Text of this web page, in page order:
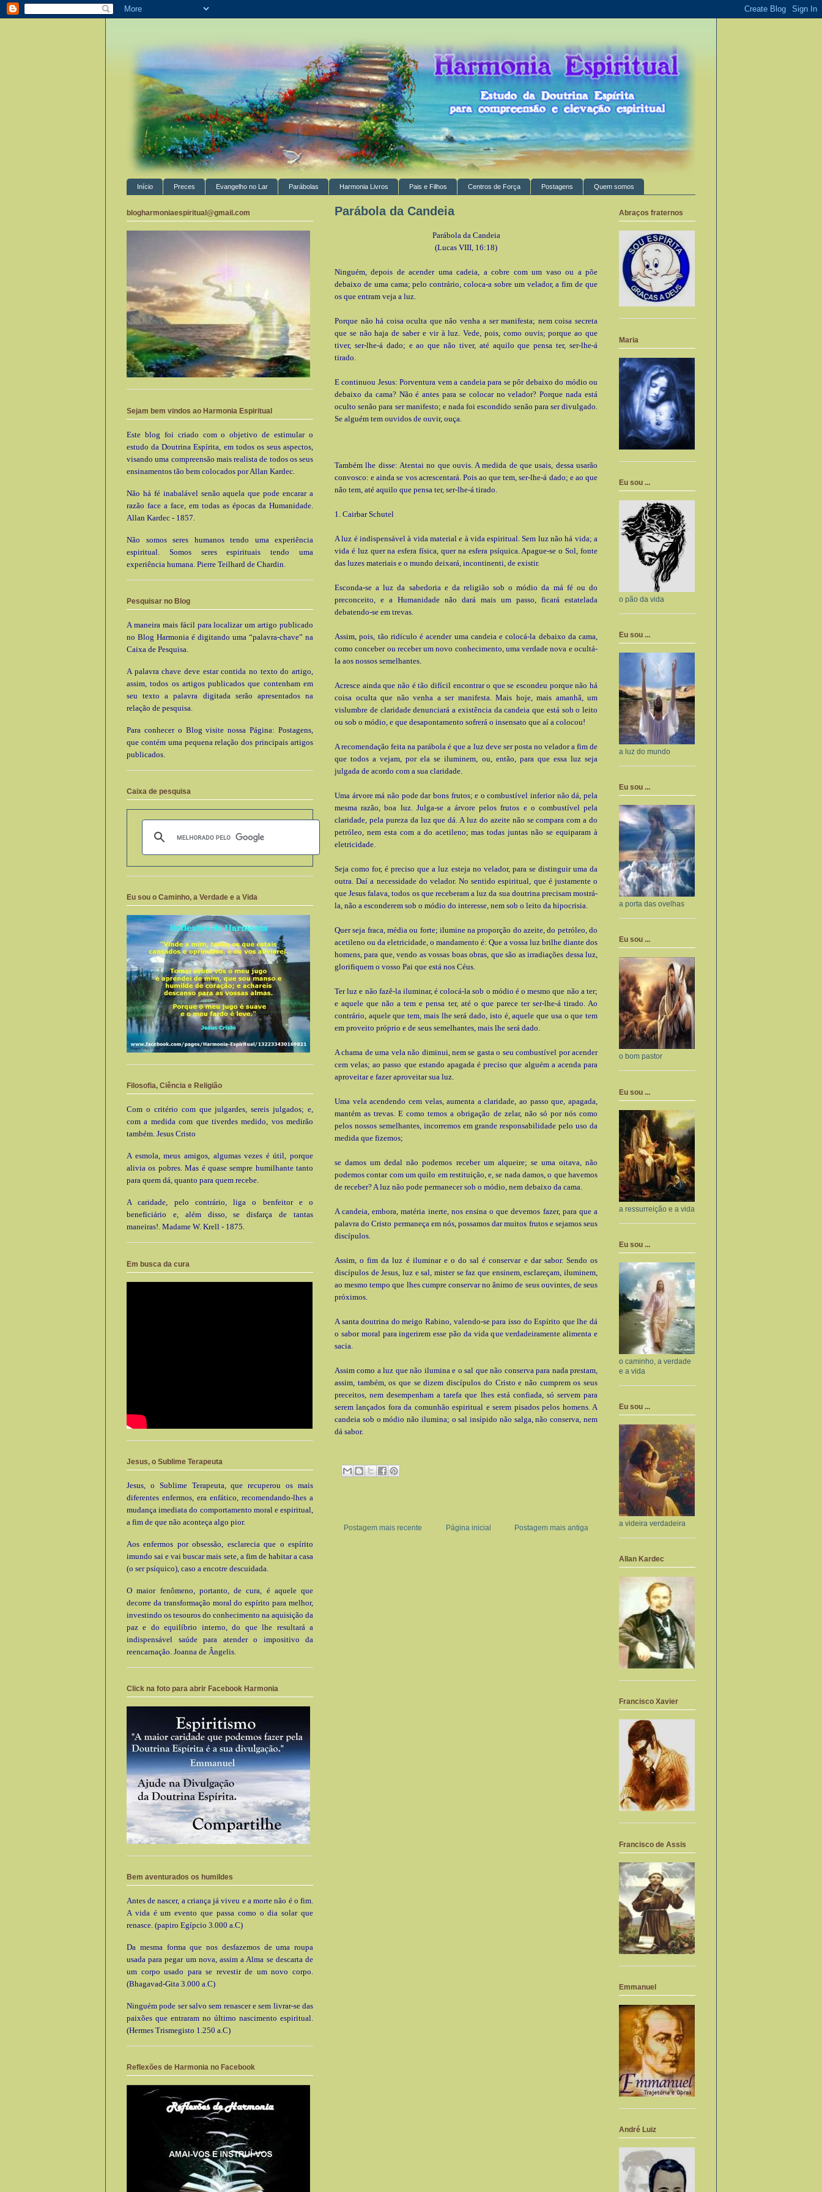
Início Preces Evangelho no Lar Parábolas Harmonia Livros Pais e Filhos Centros de Força Postagens Quem somos
Parábola da Candeia
Parábola da Candeia
(Lucas VIII, 16:18)
Ninguém, depois de acender uma cadeia, a cobre com um vaso ou a põe
debaixo de uma cama; pelo contrário, coloca-a sobre um velador, a fim de que
os que entram veja a luz.
Porque não há coisa oculta que não venha a ser manifesta; nem coisa secreta
que se não haja de saber e vir à luz. Vede, pois, como ouvis; porque ao que
tiver, ser-lhe-á dado; e ao que não tiver, até aquilo que pensa ter, ser-lhe-á
tirado.
E continuou Jesus: Porventura vem a candeia para se pôr debaixo do módio ou
debaixo da cama? Não é antes para se colocar no velador? Porque nada está
oculto senão para ser manifesto; e nada foi escondido senão para ser divulgado.
Se alguém tem ouvidos de ouvir, ouça.
Também lhe disse: Atentai no que ouvis. A medida de que usais, dessa usarão
convosco: e ainda se vos acrescentará. Pois ao que tem, ser-lhe-á dado; e ao que
não tem, até aquilo que pensa ter, ser-lhe-á tirado.
1. Cairbar Schutel
A luz é indispensável à vida material e à vida espiritual. Sem luz não há vida; a
vida é luz quer na esfera física, quer na esfera psíquica. Apague-se o Sol, fonte
das luzes materiais e o mundo deixará, incontinenti, de existir.
Esconda-se a luz da sabedoria e da religião sob o módio da má fé ou do
preconceito, e a Humanidade não dará mais um passo, ficará estatelada
debatendo-se em trevas.
Assim, pois, tão ridículo é acender uma candeia e colocá-la debaixo da cama,
como conceber ou receber um novo conhecimento, uma verdade nova e ocultá-
la aos nossos semelhantes.
Acresce ainda que não é tão difícil encontrar o que se escondeu porque não há
coisa oculta que não venha a ser manifesta. Mais hoje, mais amanhã, um
vislumbre de claridade denunciará a existência da candeia que está sob o leito
ou sob o módio, e que desapontamento sofrerá o insensato que aí a colocou!
A recomendação feita na parábola é que a luz deve ser posta no velador a fim de
que todos a vejam, por ela se iluminem, ou, então, para que essa luz seja
julgada de acordo com a sua claridade.
Uma árvore má não pode dar bons frutos; e o combustível inferior não dá, pela
mesma razão, boa luz. Julga-se a árvore pelos frutos e o combustível pela
claridade, pela pureza da luz que dá. A luz do azeite não se compara com a do
petróleo, nem esta com a do acetileno; mas todas juntas não se equiparam à
eletricidade.
Seja como for, é preciso que a luz esteja no velador, para se distinguir uma da
outra. Daí a necessidade do velador. No sentido espiritual, que é justamente o
que Jesus falava, todos os que receberam a luz da sua doutrina precisam mostrá-
la, não a esconderem sob o módio do interesse, nem sob o leito da hipocrisia.
Quer seja fraca, média ou forte; ilumine na proporção do azeite, do petróleo, do
acetileno ou da eletricidade, o mandamento é: Que a vossa luz brilhe diante dos
homens, para que, vendo as vossas boas obras, que são as irradiações dessa luz,
glorifiquem o vosso Pai que está nos Céus.
Ter luz e não fazê-la iluminar, é colocá-la sob o módio é o mesmo que não a ter;
e aquele que não a tem e pensa ter, até o que parece ter ser-lhe-á tirado. Ao
contrário, aquele que tem, mais lhe será dado, isto é, aquele que usa o que tem
em proveito próprio e de seus semelhantes, mais lhe será dado.
A chama de uma vela não diminui, nem se gasta o seu combustível por acender
cem velas; ao passo que estando apagada é preciso que alguém a acenda para
aproveitar e fazer aproveitar sua luz.
Uma vela acendendo cem velas, aumenta a claridade, ao passo que, apagada,
mantém as trevas. E como temos a obrigação de zelar, não só por nós como
pelos nossos semelhantes, incorremos em grande responsabilidade pelo uso da
medida que fizemos;
se damos um dedal não podemos receber um alqueire; se uma oitava, não
podemos contar com um quilo em restituição, e, se nada damos, o que havemos
de receber? A luz não pode permanecer sob o módio, nem debaixo da cama.
A candeia, embora, matéria inerte, nos ensina o que devemos fazer, para que a
palavra do Cristo permaneça em nós, possamos dar muitos frutos e sejamos seus
discípulos.
Assim, o fim da luz é iluminar e o do sal é conservar e dar sabor. Sendo os
discípulos de Jesus, luz e sal, mister se faz que ensinem, esclareçam, iluminem,
ao mesmo tempo que lhes cumpre conservar no ânimo de seus ouvintes, de seus
próximos.
A santa doutrina do meigo Rabino, valendo-se para isso do Espírito que lhe dá
o sabor moral para ingerirem esse pão da vida que verdadeiramente alimenta e
sacia.
Assim como a luz que não ilumina e o sal que não conserva para nada prestam,
assim, também, os que se dizem discípulos do Cristo e não cumprem os seus
preceitos, nem desempenham a tarefa que lhes está confiada, só servem para
serem lançados fora da comunhão espiritual e serem pisados pelos homens. A
candeia sob o módio não ilumina; o sal insípido não salga, não conserva, nem
dá sabor.
Postagem mais recente Postagem mais antiga
Página inicial
blogharmoniaespiritual@gmail.com
Sejam bem vindos ao Harmonia Espiritual
Este blog foi criado com o objetivo de estimular o
estudo da Doutrina Espírita, em todos os seus aspectos,
visando uma compreensão mais realista de todos os seus
ensinamentos tão bem colocados por Allan Kardec.
Não há fé inabalável senão aquela que pode encarar a
razão face a face, em todas as épocas da Humanidade.
Allan Kardec - 1857.
Não somos seres humanos tendo uma experiência
espiritual. Somos seres espirituais tendo uma
experiência humana. Pierre Teilhard de Chardin.
Pesquisar no Blog
A maneira mais fácil para localizar um artigo publicado
no Blog Harmonia é digitando uma “palavra-chave” na
Caixa de Pesquisa.
A palavra chave deve estar contida no texto do artigo,
assim, todos os artigos publicados que contenham em
seu texto a palavra digitada serão apresentados na
relação de pesquisa.
Para conhecer o Blog visite nossa Página: Postagens,
que contém uma pequena relação dos principais artigos
publicados.
Caixa de pesquisa
Eu sou o Caminho, a Verdade e a Vida
Filosofia, Ciência e Religião
Com o critério com que julgardes, sereis julgados; e,
com a medida com que tiverdes medido, vos medirão
também. Jesus Cristo
A esmola, meus amigos, algumas vezes é útil, porque
alivia os pobres. Mas é quase sempre humilhante tanto
para quem dá, quanto para quem recebe.
A caridade, pelo contrário, liga o benfeitor e o
beneficiário e, além disso, se disfarça de tantas
maneiras!. Madame W. Krell - 1875.
Em busca da cura
Jesus, o Sublime Terapeuta
Jesus, o Sublime Terapeuta, que recuperou os mais
diferentes enfermos, era enfático, recomendando-lhes a
mudança imediata do comportamento moral e espiritual,
a fim de que não aconteça algo pior.
Aos enfermos por obsessão, esclarecia que o espírito
imundo sai e vai buscar mais sete, a fim de habitar a casa
(o ser psíquico), caso a encotre descuidada.
O maior fenômeno, portanto, de cura, é aquele que
decorre da transformação moral do espírito para melhor,
investindo os tesouros do conhecimento na aquisição da
paz e do equilíbrio interno, do que lhe resultará a
indispensável saúde para atender o impositivo da
reencarnação. Joanna de Ângelis.
Click na foto para abrir Facebook Harmonia
Bem aventurados os humildes
Antes de nascer, a criança já viveu e a morte não é o fim.
A vida é um evento que passa como o dia solar que
renasce. (papiro Egípcio 3.000 a.C)
Da mesma forma que nos desfazemos de uma roupa
usada para pegar um nova, assim a Alma se descarta de
um corpo usado para se revestir de um novo corpo.
(Bhagavad-Gita 3.000 a.C)
Ninguém pode ser salvo sem renascer e sem livrar-se das
paixões que entraram no último nascimento espiritual.
(Hermes Trismegisto 1.250 a.C)
Reflexões de Harmonia no Facebook
Abraços fraternos
Maria
Eu sou ...
o pão da vida
Eu sou ...
a luz do mundo
Eu sou ...
a porta das ovelhas
Eu sou ...
o bom pastor
Eu sou ...
a ressurreição e a vida
Eu sou ...
o caminho, a verdade
e a vida
Eu sou ...
a videira verdadeira
Allan Kardec
Francisco Xavier
Francisco de Assis
Emmanuel
André Luiz